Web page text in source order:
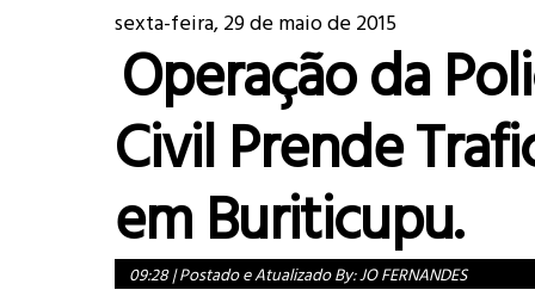
sexta-feira, 29 de maio de 2015
Operação da
Civil Prende
em Buriticupu.
09:28|Postado e Atualizado By:JO FERNANDES